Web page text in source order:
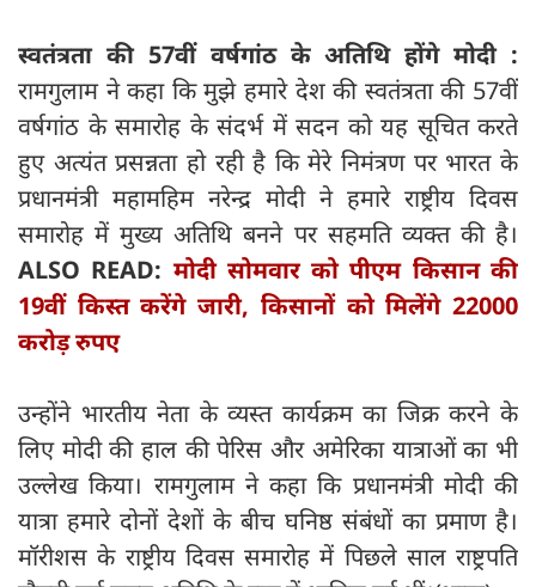
स्वतंत्रता की 57वीं वर्षगांठ के अतिथि होंगे मोदी :
रामगुलाम ने कहा कि मुझे हमारे देश की स्वतंत्रता की 57वीं
वर्षगांठ के समारोह के संदर्भ में सदन को यह सूचित करते
हुए अत्यंत प्रसन्नता हो रही है कि मेरे निमंत्रण पर भारत के
प्रधानमंत्री महामहिम नरेन्द्र मोदी ने हमारे राष्ट्रीय दिवस
समारोह में मुख्य अतिथि बनने पर सहमति व्यक्त की है।
ALSO READ: मोदी सोमवार को पीएम किसान की
19वीं किस्त करेंगे जारी, किसानों को मिलेंगे 22000
करोड़ रुपए
उन्होंने भारतीय नेता के व्यस्त कार्यक्रम का जिक्र करने के
लिए मोदी की हाल की पेरिस और अमेरिका यात्राओं का भी
उल्लेख किया। रामगुलाम ने कहा कि प्रधानमंत्री मोदी की
यात्रा हमारे दोनों देशों के बीच घनिष्ठ संबंधों का प्रमाण है।
मॉरीशस के राष्ट्रीय दिवस समारोह में पिछले साल राष्ट्रपति